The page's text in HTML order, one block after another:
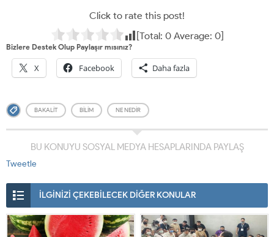
Click to rate this post!
[Total: 0Average: 0]
Bizlere Destek Olup Paylaşır mısınız?
X Facebook Daha fazla
BAKALIT BILIM NE NEDIR
BU KONUYU SOSYAL MEDYA HESAPLARINDA PAYLAŞ
Tweetle
İLGİNİZİ ÇEKEBİLECEK DİĞER KONULAR